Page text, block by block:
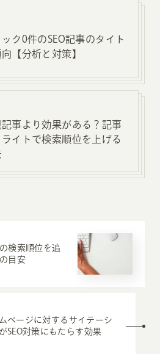
ック0件のSEO記事のタイト
【分析と対策】
事より効果がある？記事
ライトで検索順位を上げる
検索順位を追
目安
ページに対するサイテーシ
SEO対策にもたらす効果